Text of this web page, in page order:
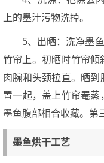
上的墨汁污物洗掉。
5、出晒：洗净墨
竹帘上。初晒时竹帘倾
肉腕和头颈拉直。晒
置一起，盖上竹帘罨
墨鱼腹部相合收藏。第
墨鱼烘干工艺